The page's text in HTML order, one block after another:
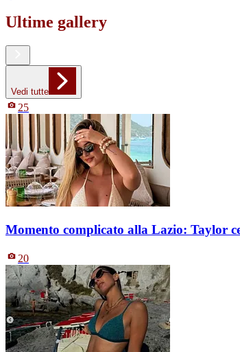
Ultime gallery
Vedi tutte
25
Momento complicato alla Lazio: Taylor
20